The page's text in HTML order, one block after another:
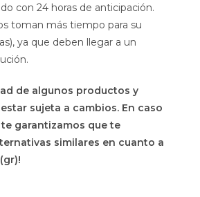
con 24 horas de anticipación.
toman más tiempo para su
ya que deben llegar a un
de algunos productos y
sujeta a cambios. En caso
garantizamos que te
similares en cuanto a